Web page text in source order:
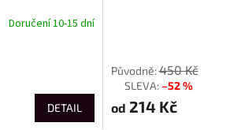
Doručení 10-15 dní
DETAIL
450 Kč
–52 %
od 214 Kč